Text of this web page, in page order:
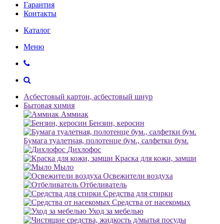
Гарантия
Контакты
Каталог
Меню
Асбестовый картон, асбестовый шнур
Бытовая химия
Аммиак
Бензин, керосин
Бумага туалетная, полотенце бум., салфетки бум.
Дихлофос
Краска для кожи, замши
Мыло
Освежители воздуха
Отбеливатель
Средства для стирки
Средства от насекомых
Уход за мебелью